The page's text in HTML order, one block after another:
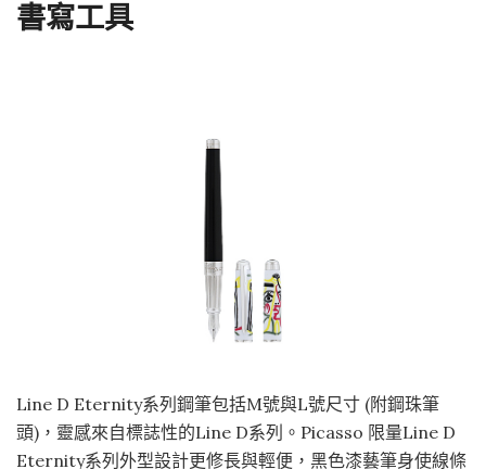
書寫工具
Line D Eternity系列鋼筆包括M號與L號尺寸 (附鋼珠筆
頭)，靈感來自標誌性的Line D系列。Picasso 限量Line D
Eternity系列外型設計更修長與輕便，黑色漆藝筆身使線條